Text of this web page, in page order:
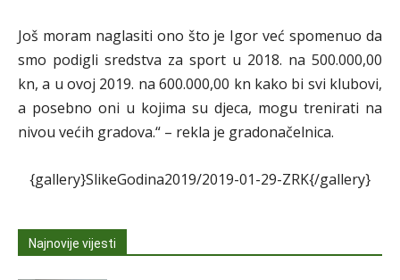
Još moram naglasiti ono što je Igor već spomenuo da
smo podigli sredstva za sport u 2018. na 500.000,00
kn, a u ovoj 2019. na 600.000,00 kn kako bi svi klubovi,
a posebno oni u kojima su djeca, mogu trenirati na
nivou većih gradova.“ – rekla je gradonačelnica.
{gallery}SlikeGodina2019/2019-01-29-ZRK{/gallery}
Najnovije vijesti